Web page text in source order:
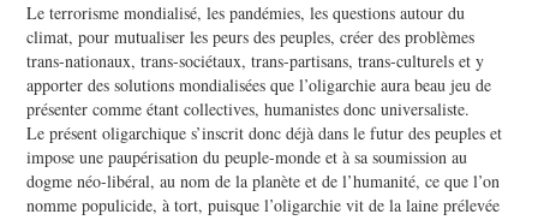
Le terrorisme mondialisé, les pandémies, les questions autour du
climat, pour mutualiser les peurs des peuples, créer des problèmes
trans-nationaux, trans-sociétaux, trans-partisans, trans-culturels et y
apporter des solutions mondialisées que l’oligarchie aura beau jeu de
présenter comme étant collectives, humanistes donc universaliste.
Le présent oligarchique s’inscrit donc déjà dans le futur des peuples et
impose une paupérisation du peuple-monde et à sa soumission au
dogme néo-libéral, au nom de la planète et de l’humanité, ce que l’on
nomme populicide, à tort, puisque l’oligarchie vit de la laine prélevée